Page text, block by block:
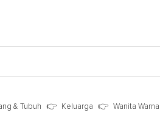
& Tubuh Keluarga Wanita